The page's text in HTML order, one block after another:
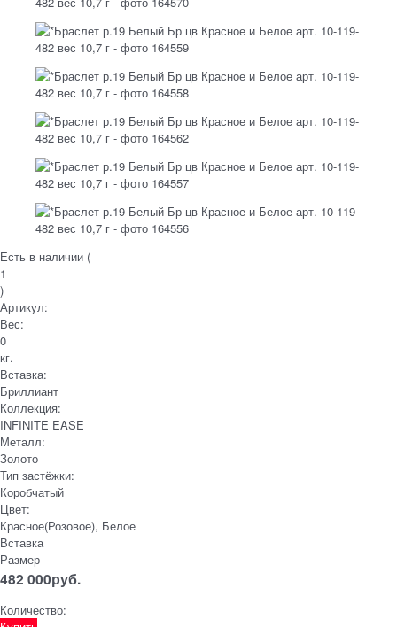
Есть в наличии (
1
)
Артикул:
Вес:
0
кг.
Вставка:
Бриллиант
Коллекция:
INFINITE EASE
Металл:
Золото
Тип застёжки:
Коробчатый
Цвет:
Красное(Розовое), Белое
Вставка
Размер
482 000руб.
Количество: